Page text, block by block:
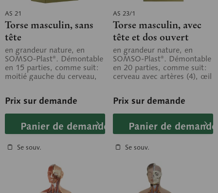
AS 21
Torse masculin, sans
tête
en grandeur nature, en
SOMSO-Plast®. Démontable
en 15 parties, comme suit:
moitié gauche du cerveau,
Prix sur demande
Panier de demande
Se souv.
AS 23/1
Torse masculin, avec
tête et dos ouvert
en grandeur nature, en
SOMSO-Plast®. Démontable
en 20 parties, comme suit:
cerveau avec artères (4), œil
Prix sur demande
Panier de demande
Se souv.